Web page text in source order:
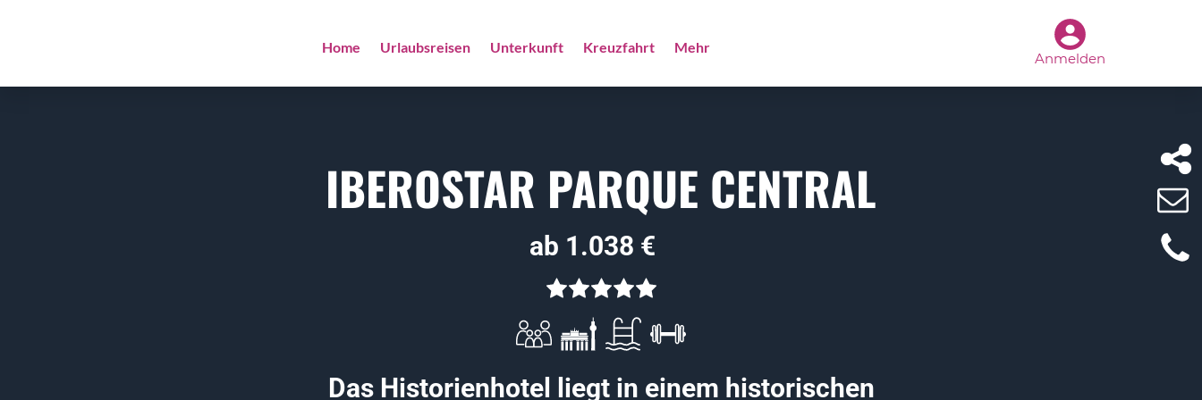
Home Urlaubsreisen Unterkunft Kreuzfahrt Mehr
Anmelden
IBEROSTAR PARQUE CENTRAL
ab 1.038 €
Das Historienhotel liegt in einem historischen